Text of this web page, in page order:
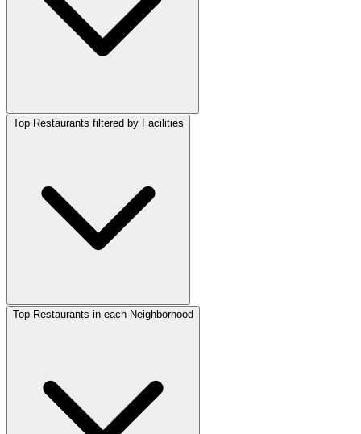
Top Restaurants filtered by Facilities
Top Restaurants in each Neighborhood